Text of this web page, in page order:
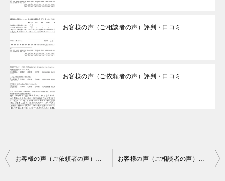
お客様の声（ご相談者の声）評判・口コミ
お客様の声（ご依頼者の声）評判・口コミ
投